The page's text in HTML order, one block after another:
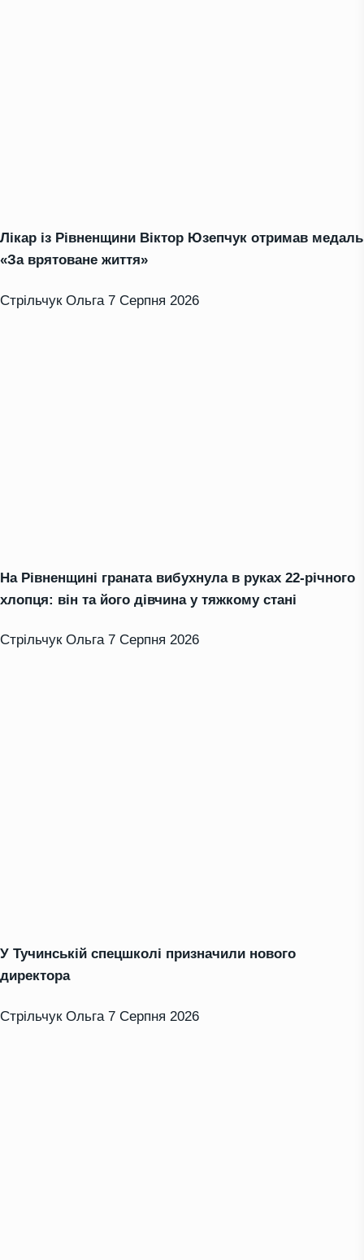
Лікар із Рівненщини Віктор Юзепчук отримав медаль
«За врятоване життя»
Стрільчук Ольга 7 Серпня 2026
На Рівненщині граната вибухнула в руках 22-річного
хлопця: він та його дівчина у тяжкому стані
Стрільчук Ольга 7 Серпня 2026
У Тучинській спецшколі призначили нового
директора
Стрільчук Ольга 7 Серпня 2026